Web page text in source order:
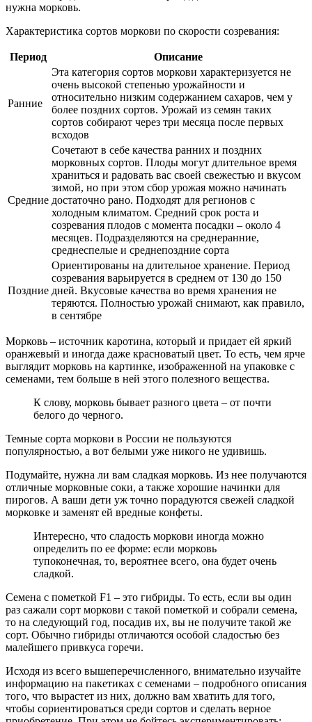
нужна морковь.
Характеристика сортов моркови по скорости созревания:
Период Описание
Ранние
Эта категория сортов моркови характеризуется не
очень высокой степенью урожайности и
относительно низким содержанием сахаров, чем у
более поздних сортов. Урожай из семян таких
сортов собирают через три месяца после первых
всходов
Средние
Сочетают в себе качества ранних и поздних
морковных сортов. Плоды могут длительное время
храниться и радовать вас своей свежестью и вкусом
зимой, но при этом сбор урожая можно начинать
достаточно рано. Подходят для регионов с
холодным климатом. Средний срок роста и
созревания плодов с момента посадки – около 4
месяцев. Подразделяются на среднеранние,
среднеспелые и среднепоздние сорта
Поздние
Ориентированы на длительное хранение. Период
созревания варьируется в среднем от 130 до 150
дней. Вкусовые качества во время хранения не
теряются. Полностью урожай снимают, как правило,
в сентябре
Морковь – источник каротина, который и придает ей яркий
оранжевый и иногда даже красноватый цвет. То есть, чем ярче
выглядит морковь на картинке, изображенной на упаковке с
семенами, тем больше в ней этого полезного вещества.
К слову, морковь бывает разного цвета – от почти
белого до черного.
Темные сорта моркови в России не пользуются
популярностью, а вот белыми уже никого не удивишь.
Подумайте, нужна ли вам сладкая морковь. Из нее получаются
отличные морковные соки, а также хорошие начинки для
пирогов. А ваши дети уж точно порадуются свежей сладкой
морковке и заменят ей вредные конфеты.
Интересно, что сладость моркови иногда можно
определить по ее форме: если морковь
тупоконечная, то, вероятнее всего, она будет очень
сладкой.
Семена с пометкой F1 – это гибриды. То есть, если вы один
раз сажали сорт моркови с такой пометкой и собрали семена,
то на следующий год, посадив их, вы не получите такой же
сорт. Обычно гибриды отличаются особой сладостью без
малейшего привкуса горечи.
Исходя из всего вышеперечисленного, внимательно изучайте
информацию на пакетиках с семенами – подробного описания
того, что вырастет из них, должно вам хватить для того,
чтобы сориентироваться среди сортов и сделать верное